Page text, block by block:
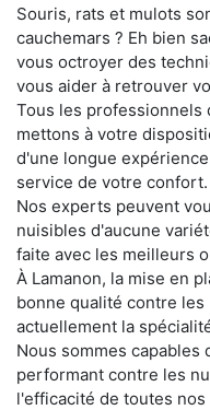
Souris, rats et mulots
cauchemars ? Eh bien
vous octroyer des
vous aider à retrouver
Tous les professionnels
mettons à votre
d'une longue
service de votre confort.
Nos experts peuvent
nuisibles d'aucune
faite avec les meilleurs
À Lamanon, la mise en
bonne qualité contre
actuellement la
Nous sommes
performant contre les
l'efficacité de toutes nos